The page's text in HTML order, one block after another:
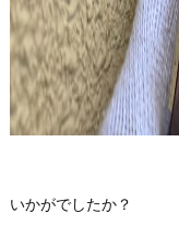
いかがでしたか？